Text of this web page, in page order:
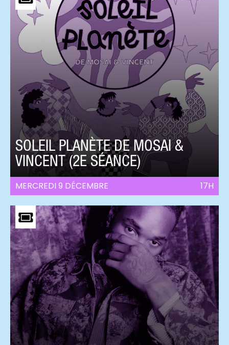
MERCREDI 9 DÉCEMBRE 17H
SOLEIL PLANÈTE DE MOSAI &
VINCENT (2E SÉANCE)